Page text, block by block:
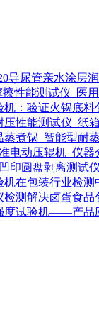
导尿管亲水涂层
性能测试仪_医
机：验证火锅底
性能测试仪_纸
煮锅_智能型耐
电动压辊机_仪器
印圆盘剥离测试
机在包装行业检测
检测解决卤蛋食品
度试验机——产品